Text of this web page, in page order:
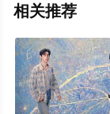
相关推荐